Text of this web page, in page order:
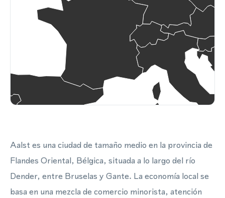
Aalst es una ciudad de tamaño medio en la provincia de
Flandes Oriental, Bélgica, situada a lo largo del río
Dender, entre Bruselas y Gante. La economía local se
basa en una mezcla de comercio minorista, atención